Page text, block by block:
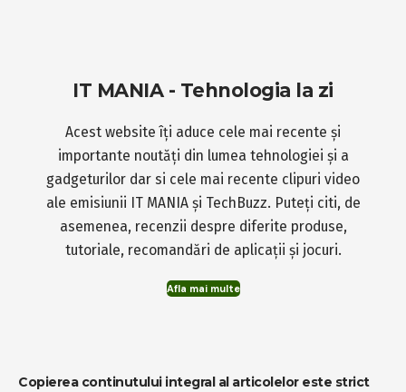
IT MANIA - Tehnologia la zi
Acest website îți aduce cele mai recente și
importante noutăți din lumea tehnologiei și a
gadgeturilor dar si cele mai recente clipuri video
ale emisiunii IT MANIA și TechBuzz. Puteți citi, de
asemenea, recenzii despre diferite produse,
tutoriale, recomandări de aplicații și jocuri.
Afla mai multe
Copierea continutului integral al articolelor este strict